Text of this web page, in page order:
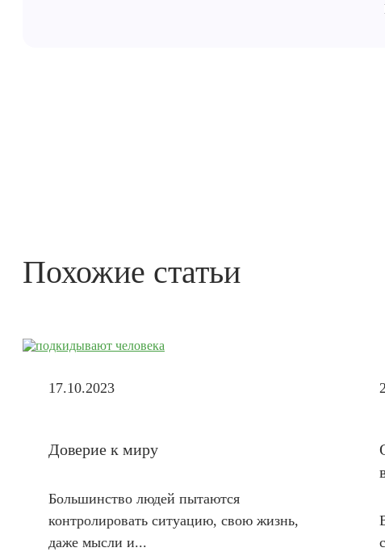
Похожие статьи
17.10.2023
Доверие к миру
Большинство людей пытаются
контролировать ситуацию, свою жизнь,
даже мысли и...